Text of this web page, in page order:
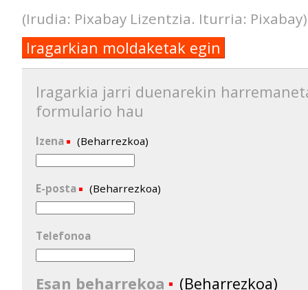
(Irudia: Pixabay Lizentzia. Iturria: Pixabay)
Iragarkian moldaketak egin
Iragarkia jarri duenarekin
formulario hau
Izena (Beharrezkoa)
E-posta (Beharrezkoa)
Telefonoa
Esan beharrekoa (Beharrezkoa)